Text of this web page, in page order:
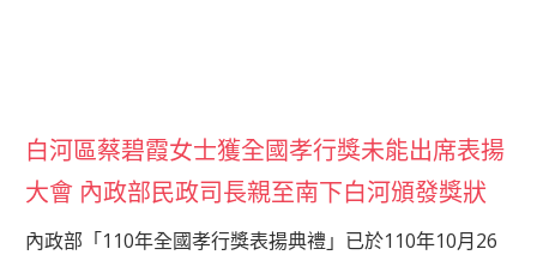
白河區蔡碧霞女士獲全國孝行獎未能出席表揚
大會 內政部民政司長親至南下白河頒發獎狀
內政部「110年全國孝行獎表揚典禮」已於110年10月26